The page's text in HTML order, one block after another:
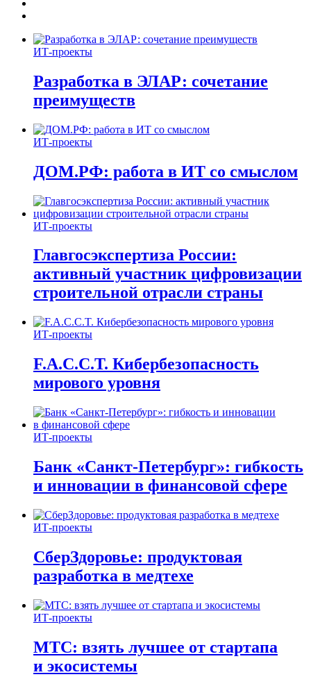
ИТ-проекты
Разработка в ЭЛАР: сочетание
преимуществ
ИТ-проекты
ДОМ.РФ: работа в ИТ со смыслом
ИТ-проекты
Главгосэкспертиза России:
активный участник цифровизации
строительной отрасли страны
ИТ-проекты
F.A.C.C.T. Кибербезопасность
мирового уровня
ИТ-проекты
Банк «Санкт-Петербург»: гибкость
и инновации в финансовой сфере
ИТ-проекты
СберЗдоровье: продуктовая
разработка в медтехе
ИТ-проекты
МТС: взять лучшее от стартапа
и экосистемы